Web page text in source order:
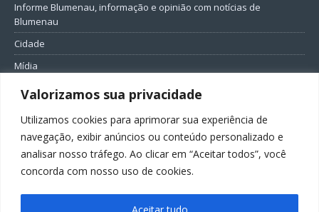
Valorizamos sua privacidade
Utilizamos cookies para aprimorar sua experiência de
navegação, exibir anúncios ou conteúdo personalizado e
analisar nosso tráfego. Ao clicar em “Aceitar todos”, você
concorda com nosso uso de cookies.
Aceitar tudo
Informe Blumenau, informação e opinião com notícias de
Blumenau
Cidade
Mídia
Entretenimento
Política
FIQUE CONECTADO